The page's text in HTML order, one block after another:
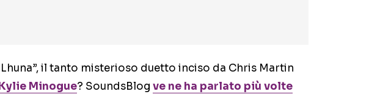
il tanto misterioso duetto inciso da Chris Martin
Minogue? SoundsBlog ve ne ha parlato più volte